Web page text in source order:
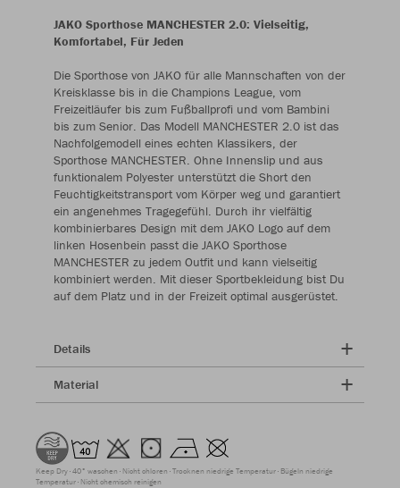
JAKO Sporthose MANCHESTER 2.0: Vielseitig,
Komfortabel, Für Jeden
Die Sporthose von JAKO für alle Mannschaften von der
Kreisklasse bis in die Champions League, vom
Freizeitläufer bis zum Fußballprofi und vom Bambini
bis zum Senior. Das Modell MANCHESTER 2.0 ist das
Nachfolgemodell eines echten Klassikers, der
Sporthose MANCHESTER. Ohne Innenslip und aus
funktionalem Polyester unterstützt die Short den
Feuchtigkeitstransport vom Körper weg und garantiert
ein angenehmes Tragegefühl. Durch ihr vielfältig
kombinierbares Design mit dem JAKO Logo auf dem
linken Hosenbein passt die JAKO Sporthose
MANCHESTER zu jedem Outfit und kann vielseitig
kombiniert werden. Mit dieser Sportbekleidung bist Du
auf dem Platz und in der Freizeit optimal ausgerüstet.
Details
Material
Keep Dry 40° waschen Nicht chloren Trocknen niedrige Temperatur Bügeln niedrige
Temperatur Nicht chemisch reinigen